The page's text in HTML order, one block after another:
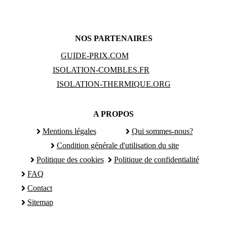
NOS PARTENAIRES
GUIDE-PRIX.COM
ISOLATION-COMBLES.FR
ISOLATION-THERMIQUE.ORG
A PROPOS
Mentions légales
Qui sommes-nous?
Condition générale d'utilisation du site
Politique des cookies
Politique de confidentialité
FAQ
Contact
Sitemap